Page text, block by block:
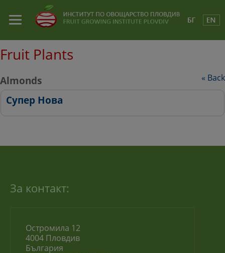
Fruit Plants
Almonds Back
Супер Нова
За контакт:
Остромила 12
4004 Пловдив
България